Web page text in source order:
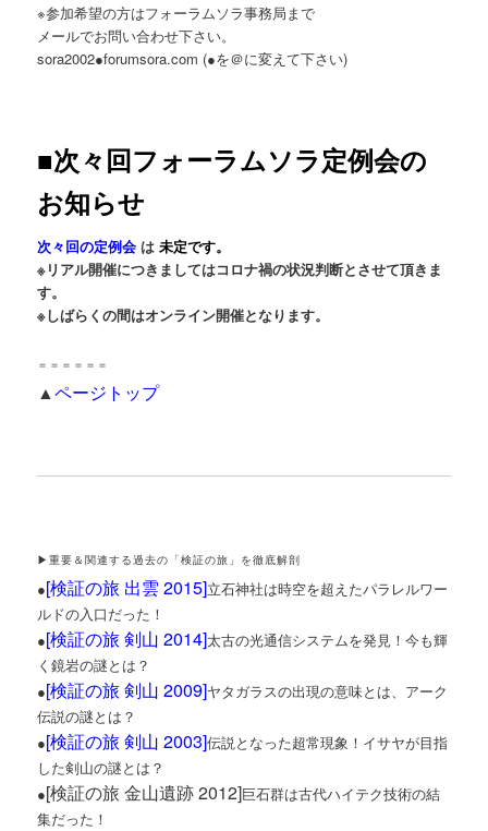
※参加希望の方はフォーラムソラ事務局まで
メールでお問い合わせ下さい。
sora2002●forumsora.com (●を＠に変えて下さい)
■次々回フォーラムソラ定例会の
お知らせ
次々回の定例会 は 未定です。
※リアル開催につきましてはコロナ禍の状況判断とさせて頂きま
す。
※しばらくの間はオンライン開催となります。
＝＝＝＝＝＝
▲ページトップ
▶重要＆関連する過去の「検証の旅」を徹底解剖
●[検証の旅 出雲 2015]立石神社は時空を超えたパラレルワー
ルドの入口だった！
●[検証の旅 剣山 2014]太古の光通信システムを発見！今も輝
く鏡岩の謎とは？
●[検証の旅 剣山 2009]ヤタガラスの出現の意味とは、アーク
伝説の謎とは？
●[検証の旅 剣山 2003]伝説となった超常現象！イサヤが目指
した剣山の謎とは？
●[検証の旅 金山遺跡 2012]巨石群は古代ハイテク技術の結
集だった！